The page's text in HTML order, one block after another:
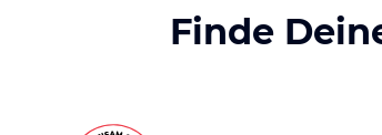
Finde